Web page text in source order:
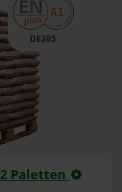
DE385
2 Paletten